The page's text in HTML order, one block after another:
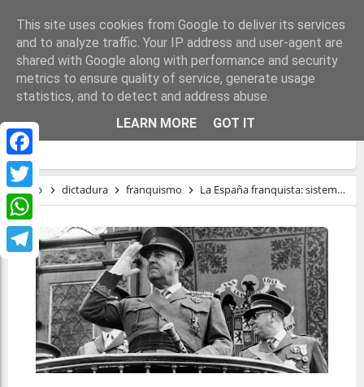
Facebook
Twitter
WhatsApp
Telegram
LA ESPAÑA FRANQUISTA: SISTEMA
AUTORITARIO
Inicio dictadura franquismo La España franquista: sistema autoritario
This site uses cookies from Google to deliver its services
and to analyze traffic. Your IP address and user-agent are
shared with Google along with performance and security
metrics to ensure quality of service, generate usage
statistics, and to detect and address abuse.
LEARN MORE
GOT IT